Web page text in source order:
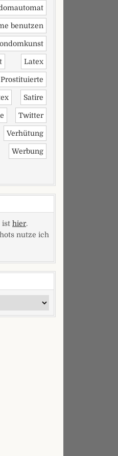
benutzen
Latex
Prostituierte
Satire
Twitter
Verhütung
Werbung
ist hier.
nutze ich